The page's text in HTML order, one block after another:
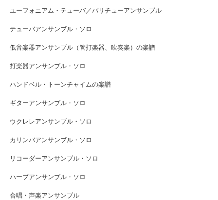
ユーフォニアム・テューバ／バリチューアンサンブル
テューバアンサンブル・ソロ
低音楽器アンサンブル（管打楽器、吹奏楽）の楽譜
打楽器アンサンブル・ソロ
ハンドベル・トーンチャイムの楽譜
ギターアンサンブル・ソロ
ウクレレアンサンブル・ソロ
カリンバアンサンブル・ソロ
リコーダーアンサンブル・ソロ
ハープアンサンブル・ソロ
合唱・声楽アンサンブル